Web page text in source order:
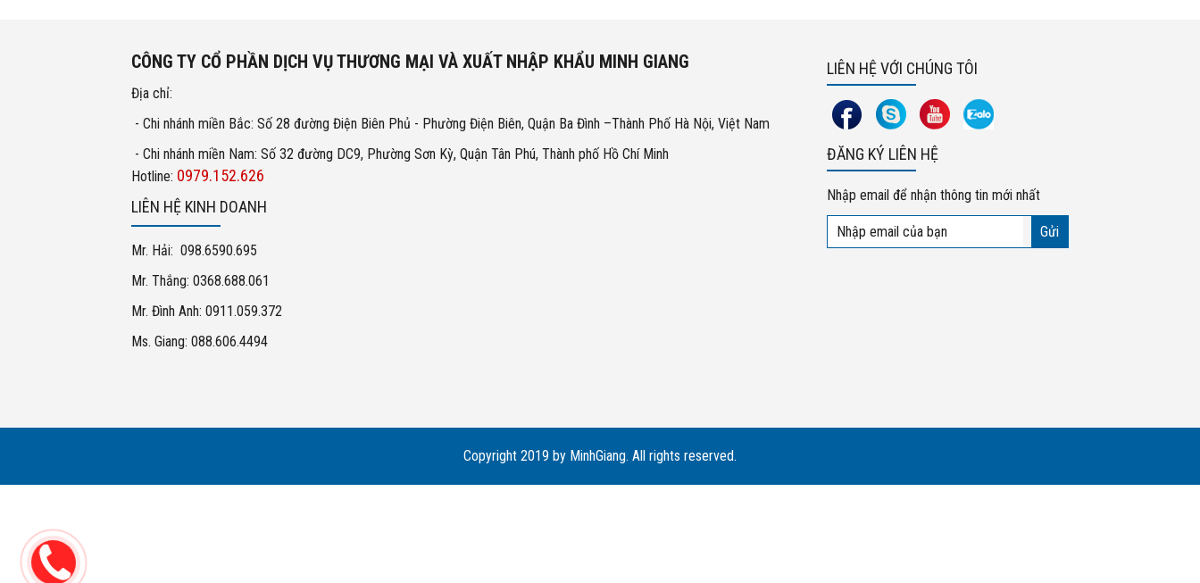
CÔNG TY CỔ PHẦN DỊCH VỤ THƯƠNG MẠI VÀ XUẤT NHẬP KHẨU MINH GIANG
Địa chỉ:
- Chi nhánh miền Bắc: Số 28 đường Điện Biên Phủ - Phường Điện Biên, Quận Ba Đình –Thành Phố Hà Nội, Việt Nam
- Chi nhánh miền Nam: Số 32 đường DC9, Phường Sơn Kỳ, Quận Tân Phú, Thành phố Hồ Chí Minh
Hotline: 0979.152.626
LIÊN HỆ KINH DOANH
Mr. Hải: 098.6590.695
Mr. Thắng: 0368.688.061
Mr. Đình Anh: 0911.059.372
Ms. Giang: 088.606.4494
LIÊN HỆ VỚI CHÚNG TÔI
ĐĂNG KÝ LIÊN HỆ
Nhập email để nhận thông tin mới nhất
Copyright 2019 by MinhGiang. All rights reserved.